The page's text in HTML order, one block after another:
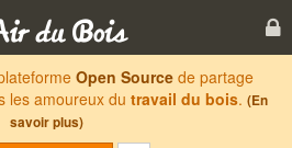
Open Sourcede partage
les amoureux du travail du bois. (En
savoir plus)